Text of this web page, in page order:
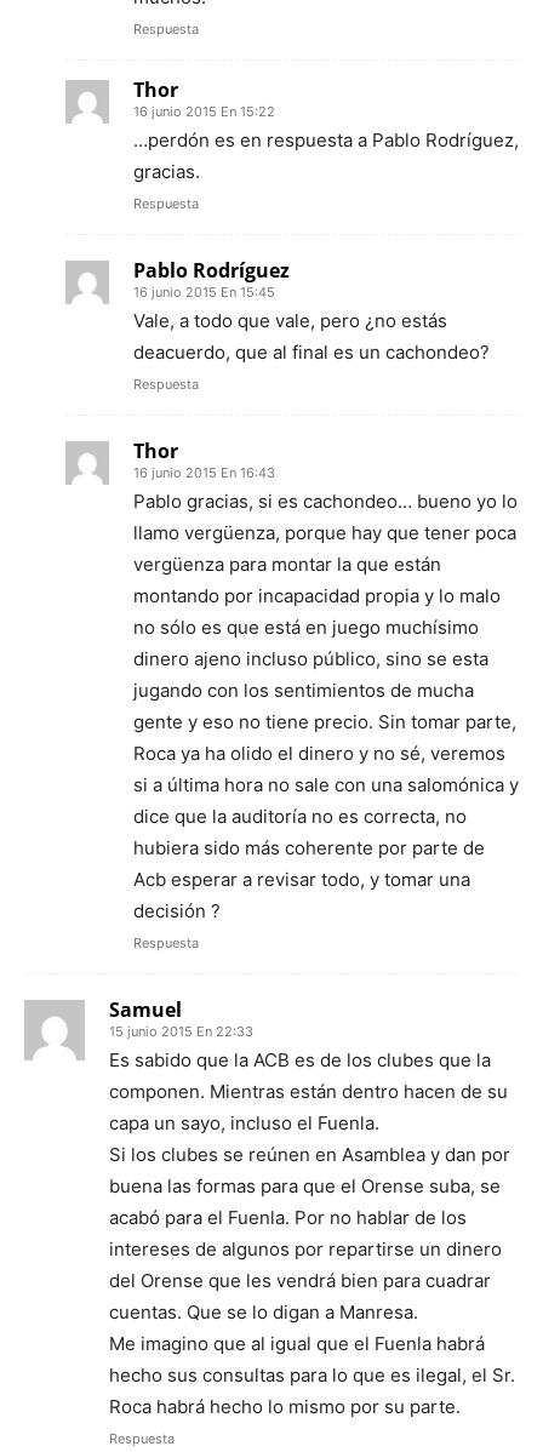
Respuesta
Thor
16 junio 2015 En 15:22
…perdón es en respuesta a Pablo Rodríguez,
gracias.
Respuesta
Pablo Rodríguez
16 junio 2015 En 15:45
Vale, a todo que vale, pero ¿no estás
deacuerdo, que al final es un cachondeo?
Respuesta
Thor
16 junio 2015 En 16:43
Pablo gracias, si es cachondeo… bueno yo lo
llamo vergüenza, porque hay que tener poca
vergüenza para montar la que están
montando por incapacidad propia y lo malo
no sólo es que está en juego muchísimo
dinero ajeno incluso público, sino se esta
jugando con los sentimientos de mucha
gente y eso no tiene precio. Sin tomar parte,
Roca ya ha olido el dinero y no sé, veremos
si a última hora no sale con una salomónica y
dice que la auditoría no es correcta, no
hubiera sido más coherente por parte de
Acb esperar a revisar todo, y tomar una
decisión ?
Respuesta
Samuel
15 junio 2015 En 22:33
Es sabido que la ACB es de los clubes que la
componen. Mientras están dentro hacen de su
capa un sayo, incluso el Fuenla.
Si los clubes se reúnen en Asamblea y dan por
buena las formas para que el Orense suba, se
acabó para el Fuenla. Por no hablar de los
intereses de algunos por repartirse un dinero
del Orense que les vendrá bien para cuadrar
cuentas. Que se lo digan a Manresa.
Me imagino que al igual que el Fuenla habrá
hecho sus consultas para lo que es ilegal, el Sr.
Roca habrá hecho lo mismo por su parte.
Respuesta